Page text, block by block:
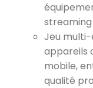
Jeu
appareils
mobile,
qualité pro